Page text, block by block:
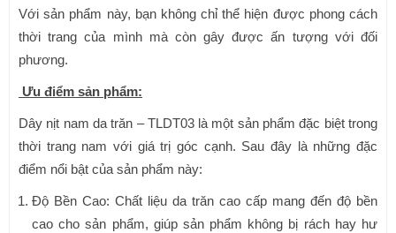
Với sản phẩm này, bạn không chỉ thể hiện được phong cách
thời trang của mình mà còn gây được ấn tượng với đối
phương.
Ưu điểm sản phẩm:
Dây nịt nam da trăn – TLDT03 là một sản phẩm đặc biệt trong
thời trang nam với giá trị góc cạnh. Sau đây là những đặc
điểm nổi bật của sản phẩm này:
Độ Bền Cao: Chất liệu da trăn cao cấp mang đến độ bền
cao cho sản phẩm, giúp sản phẩm không bị rách hay hư